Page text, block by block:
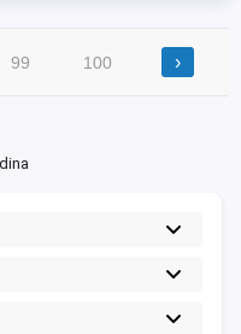
99 100 ›